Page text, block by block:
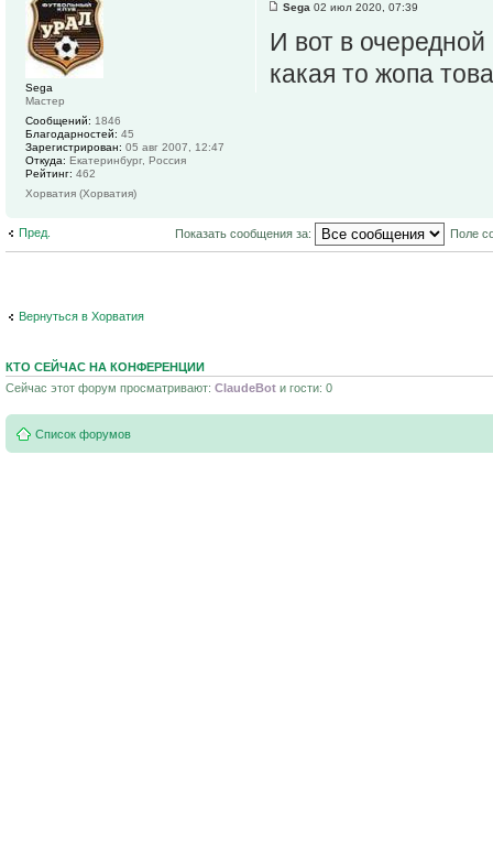
Sega 02 июл 2020, 07:39
И вот в
какая то жопа
Sega
Мастер
Сообщений: 1846
Благодарностей: 45
Зарегистрирован: 05 авг 2007, 12:47
Откуда: Екатеринбург, Россия
Рейтинг: 462
Хорватия (Хорватия)
Пред. Показать сообщения за: Поле
Вернуться в Хорватия
КТО СЕЙЧАС НА КОНФЕРЕНЦИИ
Сейчас этот форум просматривают: ClaudeBot и гости: 0
Список форумов